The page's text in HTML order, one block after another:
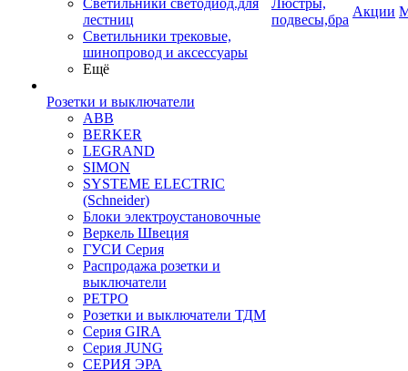
Светильники светодиод.для
лестниц
Светильники трековые,
шинопровод и аксессуары
Ещё
Розетки и выключатели
ABB
BERKER
LEGRAND
SIMON
SYSTEME ELECTRIC
(Schneider)
Блоки электроустановочные
Веркель Швеция
ГУСИ Серия
Распродажа розетки и
выключатели
РЕТРО
Розетки и выключатели ТДМ
Серия GIRA
Серия JUNG
СЕРИЯ ЭРА
Люстры,
подвесы,бра
Акции